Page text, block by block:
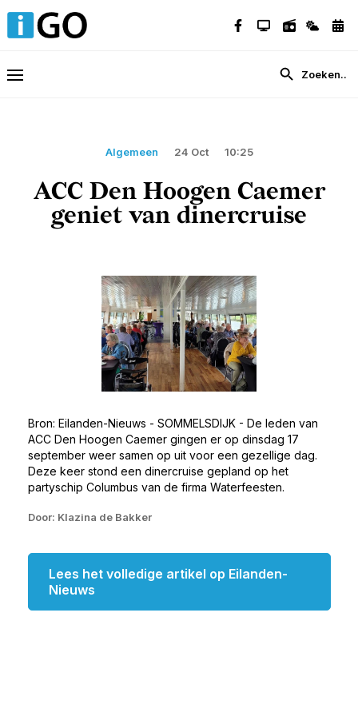
Algemeen 24 Oct 10:25
ACC Den Hoogen Caemer
geniet van dinercruise
Bron: Eilanden-Nieuws - SOMMELSDIJK - De leden van
ACC Den Hoogen Caemer gingen er op dinsdag 17
september weer samen op uit voor een gezellige dag.
Deze keer stond een dinercruise gepland op het
partyschip Columbus van de firma Waterfeesten.
Door: Klazina de Bakker
Lees het volledige artikel op Eilanden-
Nieuws